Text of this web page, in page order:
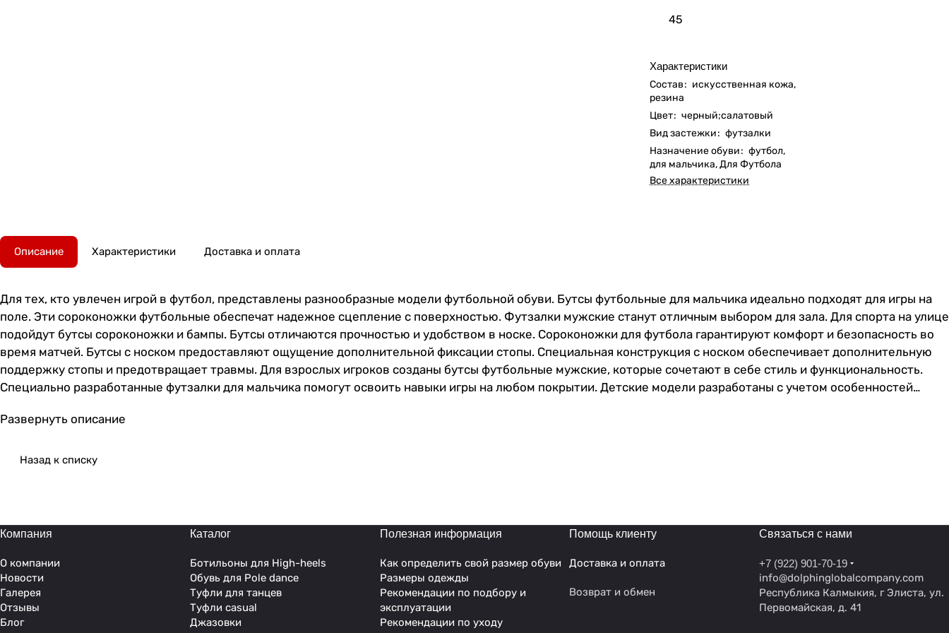
45
Характеристики
Состав: искусственная кожа,
резина
Цвет: черный;салатовый
Вид застежки: футзалки
Назначение обуви: футбол,
для мальчика, Для Футбола
Все характеристики
Описание Характеристики Доставка и оплата
Для тех, кто увлечен игрой в футбол, представлены разнообразные модели футбольной обуви. Бутсы футбольные для мальчика идеально подходят для игры на
поле. Эти сороконожки футбольные обеспечат надежное сцепление с поверхностью. Футзалки мужские станут отличным выбором для зала. Для спорта на улице
подойдут бутсы сороконожки и бампы. Бутсы отличаются прочностью и удобством в носке. Сороконожки для футбола гарантируют комфорт и безопасность во
время матчей. Бутсы с носком предоставляют ощущение дополнительной фиксации стопы. Специальная конструкция с носком обеспечивает дополнительную
поддержку стопы и предотвращает травмы. Для взрослых игроков созданы бутсы футбольные мужские, которые сочетают в себе стиль и функциональность.
Специально разработанные футзалки для мальчика помогут освоить навыки игры на любом покрытии. Детские модели разработаны с учетом особенностей
покорения футбольных полей и спортивных площадок станут отличным выбором для мальчиков и мужчин. Сороконожки футбольные обеспечивают оптимальное
амортизацией, что позволяет снизить утомляемость ног во время тренировок и матчей. Они имеют удобную шнуровку, которая обеспечивает плотное
что позволяет играть на высоком уровне и достигать своих спортивных целей.
Развернуть описание
Назад к списку
Компания
О компании
Новости
Галерея
Отзывы
Блог
Каталог
Ботильоны для High-heels
Обувь для Pole dance
Туфли для танцев
Туфли casual
Джазовки
Полезная информация
Как определить свой размер обуви
Размеры одежды
Рекомендации по подбору и
эксплуатации
Рекомендации по уходу
Помощь клиенту
Доставка и оплата
Возврат и обмен
Связаться с нами
+7 (922) 901-70-19
info@dolphinglobalcompany.com
Республика Калмыкия, г Элиста, ул.
Первомайская, д. 41